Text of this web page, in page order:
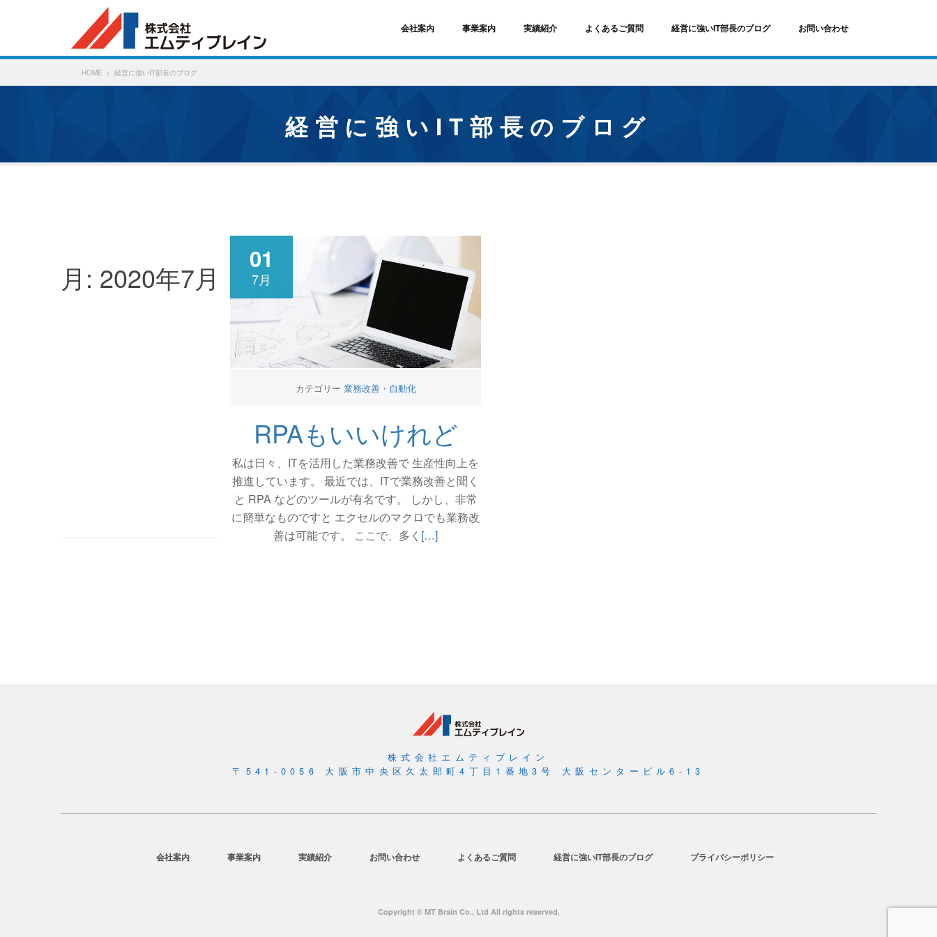
会社案内 事業案内 実績紹介 よくあるご質問 経営に強いIT部長のブログ お問い合わせ
HOME 経営に強いIT部長のブログ
経営に強いIT部長のブログ
月: 2020年7月
01
7月
カテゴリー 業務改善・ 自動化
RPAもいいけれど
私は日々、ITを活用した業務改善で 生産性向上を
推進しています。 最近では、ITで業務改善と聞く
と RPA などのツールが有名です。 しかし、非常
に簡単なものですと エクセルのマクロでも業務改
善は可能です。 ここで、多く 続
れ
ど
[…]
株式会社エムティブレイン
〒541-0056 大阪市中央区久太郎町4丁目1番地3号 大阪センタービル6-13
会社案内 事業案内 実績紹介 お問い合わせ よくあるご質問 経営に強いIT部長のブログ プライバシーポリシー
Copyright © MT Brain Co., Ltd All rights reserved.